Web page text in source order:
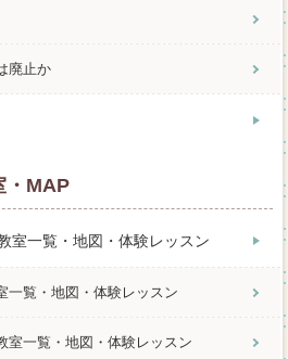
廃止か
・MAP
室一覧・地図・体験レッスン
覧・地図・体験レッスン
一覧・地図・体験レッスン